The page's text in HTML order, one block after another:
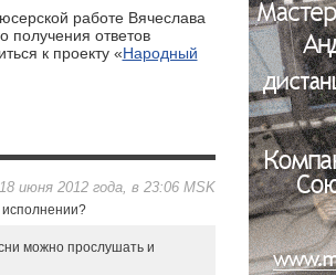
работе Вячеслава
получения ответов
к проекту «Народный
18 июня 2012 года, в 23:06 MSK
можно прослушать и